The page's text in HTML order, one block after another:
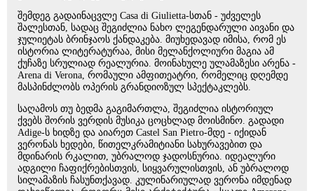
შემდეგ გადაინაცვლე Casa di Giulietta-სთან - უძველეს
შალესთან, სადაც შეგიძლია ნახო ლეგენდარული აივანი და
ჯულიეტას ბრინჯაოს ქანდაკება. მიუხედავად იმისა, რომ ეს
ისტორია ლიტერატურაა, მისი მელანქოლიური მაგია ამ
ქუჩაზე სრულიად რეალურია. მოინახულე ულამაზესი არენა -
Arena di Verona, რომაული ამფითეატრი, რომელიც დღემდე
მასპინძლობს ოპერის გრანდიოზულ სპექტაკლებს.
საღამოს თუ ბედმა გაგიმართლა, შეგიძლია ისტორიულ
ქვებს შორის ვერდის მუსიკა ცოცხლად მოისმინო. გადადი
Adige-ს ხიდზე და აიარეთ Castel San Pietro-მდე - იქიდან
ვერონას ხედები, წითელკრამიტიანი სახურავებით და
მდინარის რკალით, უბრალოდ ჯადოსნურია. იდეალური
ადგილი ჩაფიქრებისთვის, სიყვარულისთვის, ან უბრალოდ
სილამაზის ჩასუნთქავად. კულინარიულად ვერონა იმდენად